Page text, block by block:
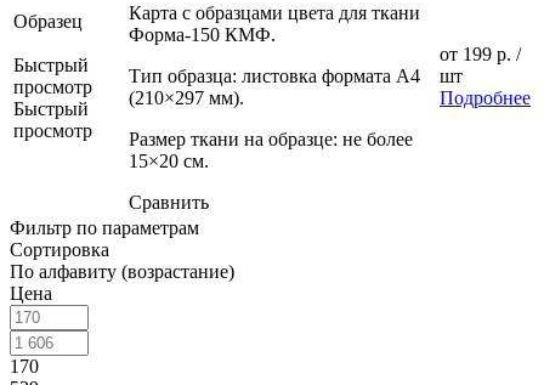
Образец
Быстрый
просмотр
Быстрый
просмотр
Карта с образцами цвета для ткани
Форма-150 КМФ.
Тип образца: листовка формата А4
(210×297 мм).
Размер ткани на образце: не более
15×20 см.
Сравнить
от 199 р. /
шт
Подробнее
Фильтр по параметрам
Сортировка
По алфавиту (возрастание)
Цена
170